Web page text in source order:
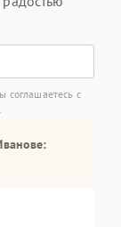
соглашаетесь с